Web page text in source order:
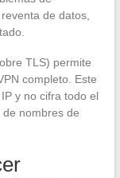
de datos,
TLS) permite
completo. Este
y no cifra todo el
nombres de